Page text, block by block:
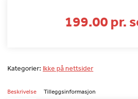
199.00 pr.
Kategorier: Ikke på nettsider
Beskrivelse Tilleggsinformasjon